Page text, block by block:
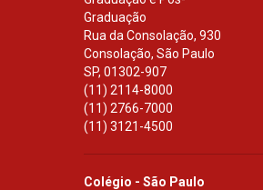
Graduação
Rua da Consolação, 930
Consolação, São Paulo
SP, 01302-907
(11) 2114-8000
(11) 2766-7000
(11) 3121-4500
Colégio - São Paulo